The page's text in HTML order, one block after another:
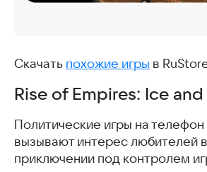
Скачать похожие игры в
Rise of Empires: Ice and
Политические игры на телефон
вызывают интерес любителей
приключении под контролем